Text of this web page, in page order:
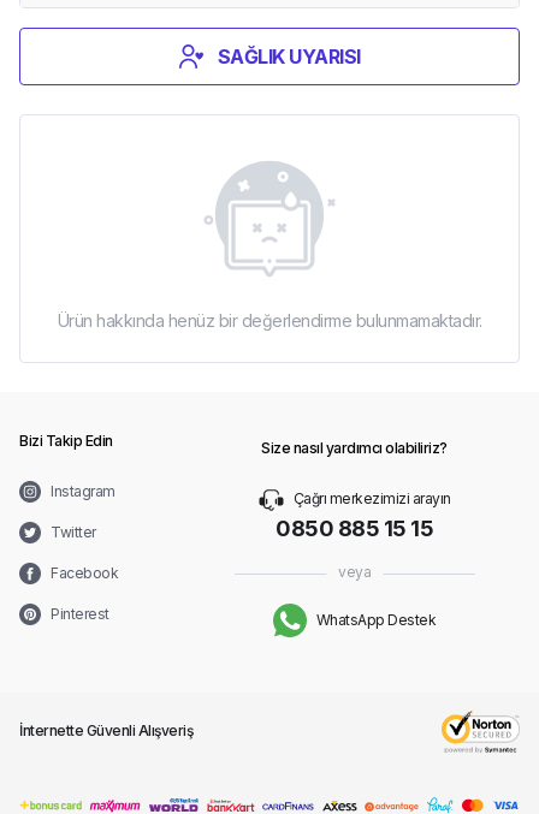
SAĞLIK UYARISI
Ürün hakkında henüz bir değerlendirme bulunmamaktadır.
Bizi Takip Edin
Instagram
Twitter
Facebook
Pinterest
Size nasıl yardımcı olabiliriz?
Çağrı merkezimizi arayın
0850 885 15 15
veya
WhatsApp Destek
İnternette Güvenli Alışveriş